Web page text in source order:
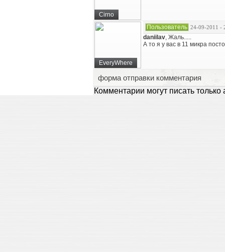
Cirno
EveryWhere
Пользователь 24-09-2011 -
daniilav, Жаль.....
А то я у вас в 11 микра
форма отправки комментария
Комментарии могут писать